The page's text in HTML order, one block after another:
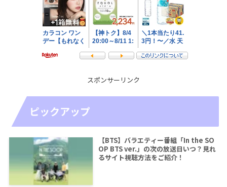
スポンサーリンク
ピックアップ
【BTS】バラエティー番組「In the SO
OP BTS ver.」の次の放送日いつ？見れ
るサイト視聴方法をご紹介！